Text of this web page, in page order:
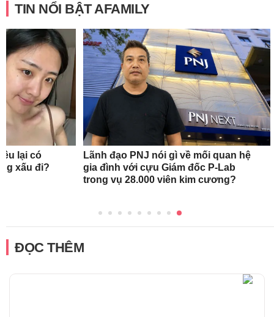
TIN NỔI BẬT AFAMILY
lại có
xấu đi?
Lãnh đạo PNJ nói gì về mối quan hệ
gia đình với cựu Giám đốc P-Lab
trong vụ 28.000 viên kim cương?
ĐỌC THÊM